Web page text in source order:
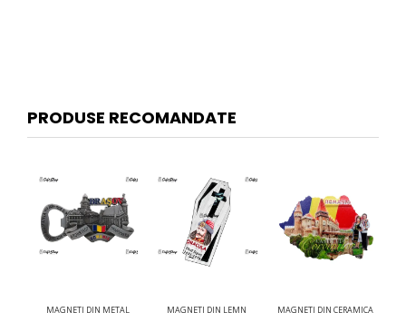
PRODUSE RECOMANDATE
MAGNETI DIN METAL MAGNETI DIN LEMN MAGNETI DIN CERAMICA